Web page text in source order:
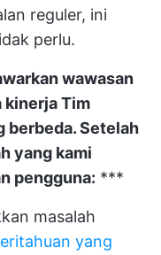
reguler, ini
perlu.
wawasan
kinerja Tim
berbeda. Setelah
yang kami
pengguna: ***
masalah
yang